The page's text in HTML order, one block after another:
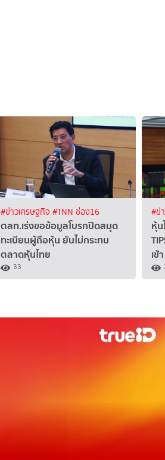
#ข่าวเศรษฐกิจ #TNN ช่อง16
ตลท.เร่งขอข้อมูลโบรกปิดสมุด
ทะเบียนผู้ถือหุ้น ยันไม่กระทบ
ตลาดหุ้นไทย
33
#ข่
หุ้
เข้า